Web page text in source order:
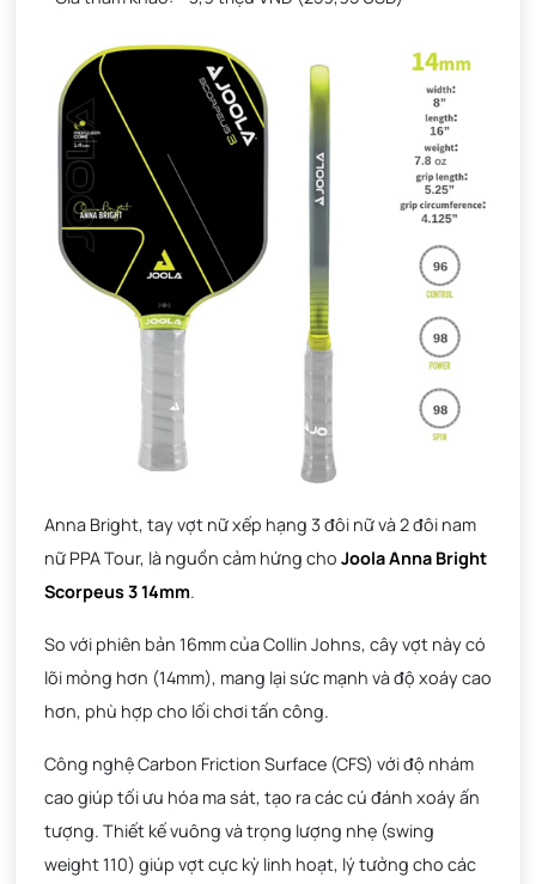
Anna Bright, tay vợt nữ xếp hạng 3 đôi nữ và 2 đôi nam
nữ PPA Tour, là nguồn cảm hứng cho Joola Anna Bright
Scorpeus 3 14mm.
So với phiên bản 16mm của Collin Johns, cây vợt này có
lõi mỏng hơn (14mm), mang lại sức mạnh và độ xoáy cao
hơn, phù hợp cho lối chơi tấn công.
Công nghệ Carbon Friction Surface (CFS) với độ nhám
cao giúp tối ưu hóa ma sát, tạo ra các cú đánh xoáy ấn
tượng. Thiết kế vuông và trọng lượng nhẹ (swing
weight 110) giúp vợt cực kỳ linh hoạt, lý tưởng cho các